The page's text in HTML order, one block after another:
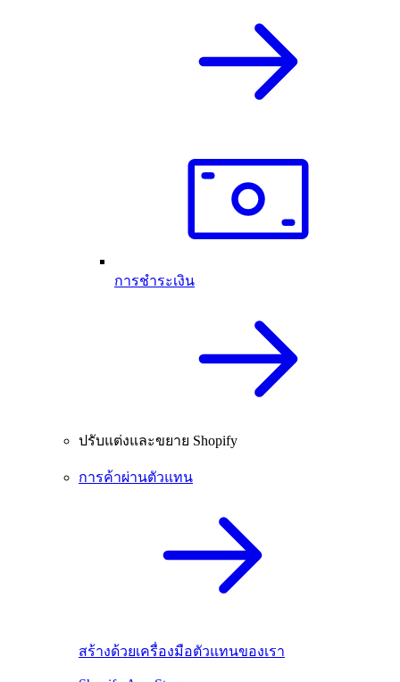
การชำระเงิน
ปรับแต่งและขยาย Shopify
การค้าผ่านตัวแทน
สร้างด้วยเครื่องมือตัวแทนของเรา